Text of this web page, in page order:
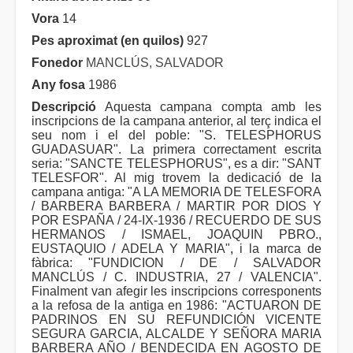
Vora 14
Pes aproximat (en quilos) 927
Fonedor MANCLÚS, SALVADOR
Any fosa 1986
Descripció Aquesta campana compta amb les
inscripcions de la campana anterior, al terç indica el
seu nom i el del poble: "S. TELESPHORUS
GUADASUAR". La primera correctament escrita
seria: "SANCTE TELESPHORUS", es a dir: "SANT
TELESFOR". Al mig trovem la dedicació de la
campana antiga: "A LA MEMORIA DE TELESFORA
/ BARBERA BARBERA / MARTIR POR DIOS Y
POR ESPAÑA / 24-IX-1936 / RECUERDO DE SUS
HERMANOS / ISMAEL, JOAQUIN PBRO.,
EUSTAQUIO / ADELA Y MARIA", i la marca de
fàbrica: "FUNDICION / DE / SALVADOR
MANCLÚS / C. INDUSTRIA, 27 / VALENCIA".
Finalment van afegir les inscripcions corresponents
a la refosa de la antiga en 1986: "ACTUARON DE
PADRINOS EN SU REFUNDICIÓN VICENTE
SEGURA GARCIA, ALCALDE Y SEÑORA MARIA
BARBERA AÑO / BENDECIDA EN AGOSTO DE